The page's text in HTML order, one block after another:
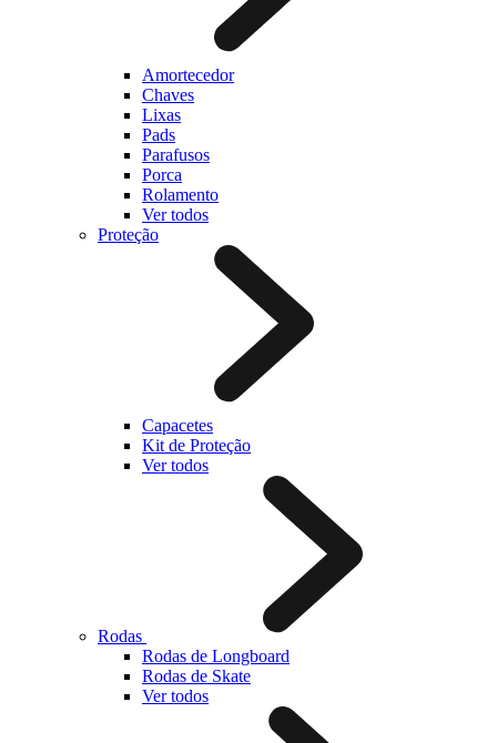
Amortecedor
Chaves
Lixas
Pads
Parafusos
Porca
Rolamento
Ver todos
Proteção
Capacetes
Kit de Proteção
Ver todos
Rodas
Rodas de Longboard
Rodas de Skate
Ver todos